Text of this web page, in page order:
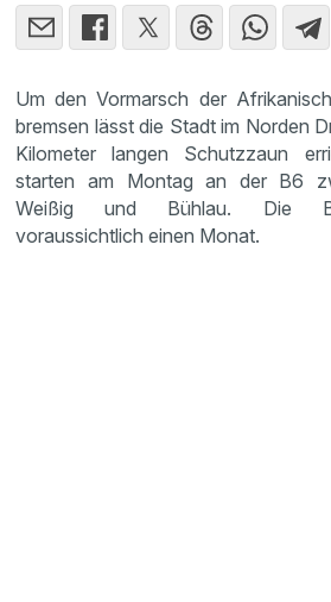
Um den Vormarsch der
bremsen lässt die Stadt im Norden
Kilometer langen Schutzzaun
starten am Montag an der B6
Weißig und Bühlau. Die
voraussichtlich einen Monat.